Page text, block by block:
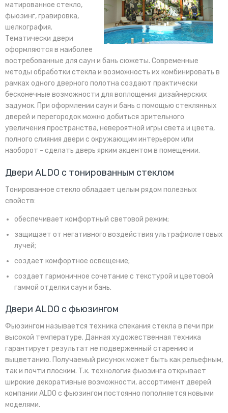
матированное стекло,
фьюзинг, гравировка,
шелкография.
Тематически двери
оформляются в наиболее
востребованные для саун и бань сюжеты. Современные
методы обработки стекла и возможность их комбинировать в
рамках одного дверного полотна создают практически
бесконечные возможности для воплощения дизайнерских
задумок. При оформлении саун и бань с помощью стеклянных
дверей и перегородок можно добиться зрительного
увеличения пространства, невероятной игры света и цвета,
полного слияния двери с окружающим интерьером или
наоборот - сделать дверь ярким акцентом в помещении.
Двери ALDO с тонированным стеклом
Тонированное стекло обладает целым рядом полезных
свойств:
обеспечивает комфортный световой режим;
защищает от негативного воздействия ультрафиолетовых
лучей;
создает комфортное освещение;
создает гармоничное сочетание с текстурой и цветовой
гаммой отделки саун и бань.
Двери ALDO с фьюзингом
Фьюзингом называется техника спекания стекла в печи при
высокой температуре. Данная художественная техника
гарантирует результат не подверженный старению и
выцветанию. Получаемый рисунок может быть как рельефным,
так и почти плоским. Т.к. технология фьюзинга открывает
широкие декоративные возможности, ассортимент дверей
компании ALDO с фьюзингом постоянно пополняется новыми
моделями.